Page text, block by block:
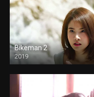
Bikeman 2
2019